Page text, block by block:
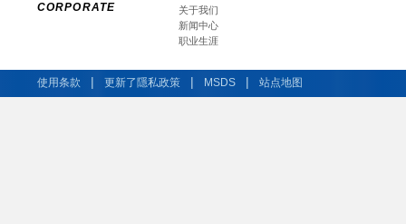
CORPORATE
关于我们
新闻中心
职业生涯
使用条款 | 更新了隱私政策 | MSDS | 站点地图